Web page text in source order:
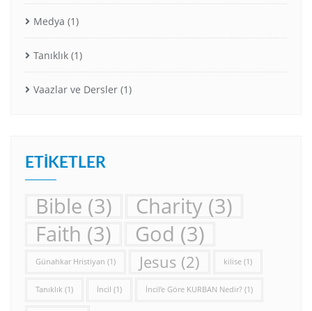
Medya (1)
Tanıklık (1)
Vaazlar ve Dersler (1)
ETIKETLER
Bible (3) Charity (3)
Faith (3) God (3)
Günahkar Hristiyan (1) Jesus (2) kilise (1)
Tanıklık (1) İncil (1) İncil’e Göre KURBAN Nedir? (1)